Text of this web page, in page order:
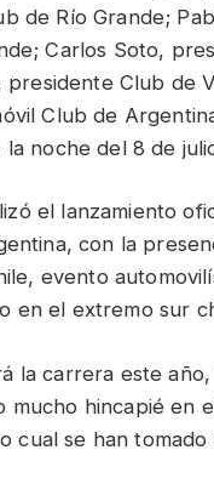
de Río Grande;
Carlos Soto,
Club de
Club de
noche del 8 de
el lanzamiento
con la
evento
en el extremo sur
la carrera este
mucho hincapié en
se han tomado